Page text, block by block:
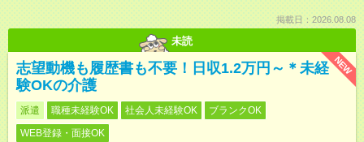
掲載日：2026.08.08
未読
NEW
志望動機も履歴書も不要！日収1.2万円～＊未経
験OKの介護
派遣 職種未経験OK 社会人未経験OK
ブランクOK
WEB登録・面接OK